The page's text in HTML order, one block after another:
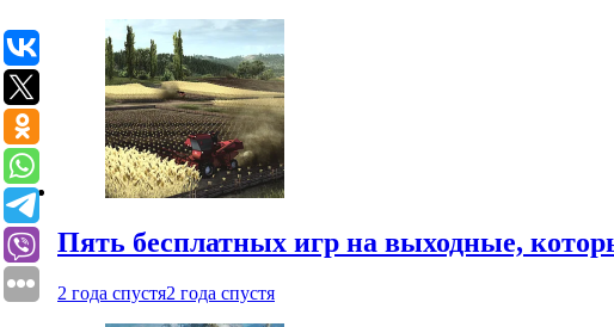
Пять бесплатных игр на выходные,
2 года спустя2 года спустя